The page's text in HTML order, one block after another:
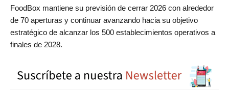
FoodBox mantiene su previsión de cerrar 2026 con alrededor
de 70 aperturas y continuar avanzando hacia su objetivo
estratégico de alcanzar los 500 establecimientos operativos a
finales de 2028.